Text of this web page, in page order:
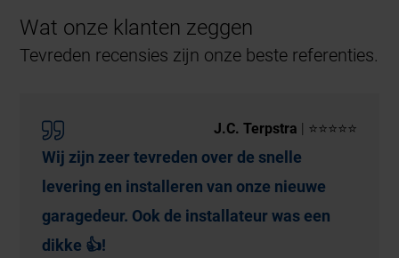
Wat onze klanten zeggen
Tevreden recensies zijn onze beste referenties.
J.C. Terpstra | ⭐⭐⭐⭐⭐
Wij zijn zeer tevreden over de snelle
levering en installeren van onze nieuwe
garagedeur. Ook de installateur was een
dikke 👍!